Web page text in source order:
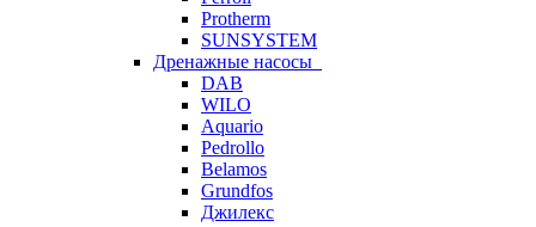
Protherm
SUNSYSTEM
Дренажные насосы
DAB
WILO
Aquario
Pedrollo
Belamos
Grundfos
Джилекс